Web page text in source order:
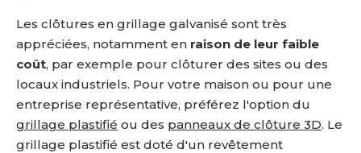
Les clôtures en grillage galvanisé sont très
appréciées, notamment en raison de leur faible
coût, par exemple pour clôturer des sites ou des
locaux industriels. Pour votre maison ou pour une
entreprise représentative, préférez l'option du
grillage plastifié ou des panneaux de clôture 3D. Le
grillage plastifié est doté d'un revêtement